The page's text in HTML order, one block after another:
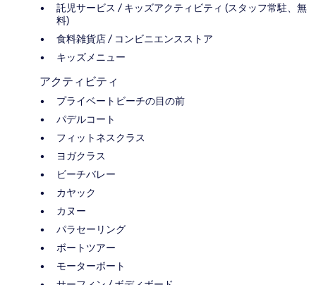
託児サービス / キッズアクティビティ (スタッフ常駐、無
料)
食料雑貨店 / コンビニエンスストア
キッズメニュー
アクティビティ
プライベートビーチの目の前
パデルコート
フィットネスクラス
ヨガクラス
ビーチバレー
カヤック
カヌー
パラセーリング
ボートツアー
モーターボート